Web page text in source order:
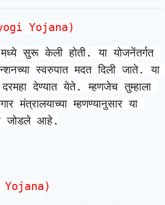
Yojana)
सुरू केली होती. या योजनेंतर्गत
स्वरुपात मदत दिली जाते. या
देण्यात येते. म्हणजेच तुम्हाला
मंत्रालयाच्या म्हणण्यानुसार या
जोडले आहे.
Yojana)